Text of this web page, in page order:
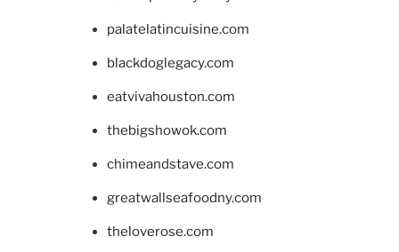
palatelatincuisine.com
blackdoglegacy.com
eatvivahouston.com
thebigshowok.com
chimeandstave.com
greatwallseafoodny.com
theloverose.com